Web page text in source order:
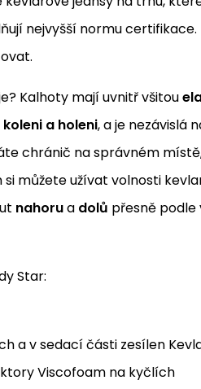
nejvyšší normu certifikace.
Kalhoty mají uvnitř všitou
a holeni, a je nezávislá
chránič na správném
můžete užívat volnosti
nahorua dolů přesně podle
Star:
a v sedací části zesílen
Viscofoam na kyčlích